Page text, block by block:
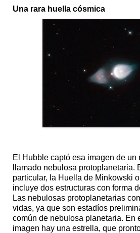
Una rara huella cósmica
El Hubble captó esa imagen de un
llamado nebulosa protoplanetaria.
particular, la Huella de Minkowski o
incluye dos estructuras con forma
Las nebulosas protoplanetarias
vidas, ya que son estadíos
común de nebulosa planetaria. En
imagen hay una estrella, que